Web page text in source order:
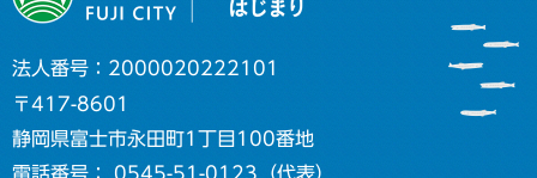
法人番号：2000020222101
〒417-8601
静岡県富士市永田町1丁目100番地
電話番号： 0545-51-0123（代表）